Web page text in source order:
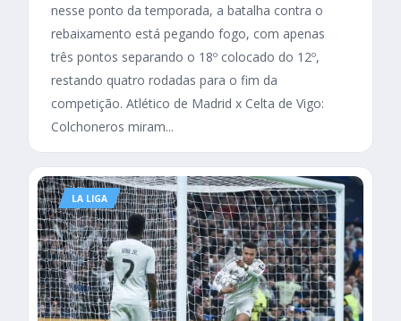
nesse ponto da temporada, a batalha contra o
rebaixamento está pegando fogo, com apenas
três pontos separando o 18º colocado do 12º,
restando quatro rodadas para o fim da
competição. Atlético de Madrid x Celta de Vigo:
Colchoneros miram...
LA LIGA